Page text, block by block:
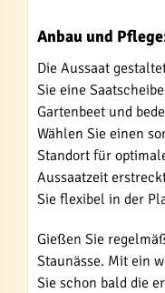
Anbau und
Die Aussaat
Sie eine
Gartenbeet und
Wählen Sie einen
Standort für
Aussaatzeit
Sie flexibel in der
Gießen Sie
Staunässe. Mit ein
Sie schon bald die